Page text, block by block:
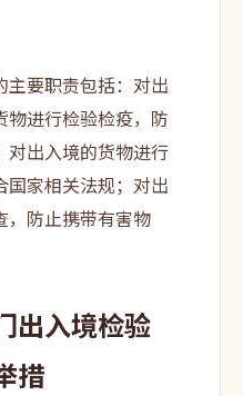
主要职责包括：对出
物进行检验检疫，防
对出入境的货物进行
国家相关法规；对出
，防止携带有害物
出入境检验
措